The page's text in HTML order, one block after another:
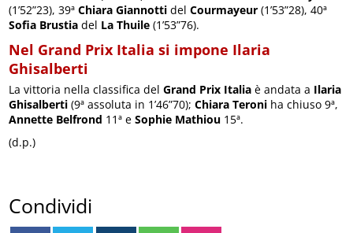
(1’52”23), 39ªChiara Giannotti delCourmayeur (1’53”28), 40ª
Sofia Brustia del La Thuile (1’53”76).
Nel Grand Prix Italia si impone Ilaria
Ghisalberti
La vittoria nella classifica delGrand Prix Italia è andata a Ilaria
Ghisalberti (9ª assoluta in 1’46”70);Chiara Teroni ha chiuso 9ª,
Annette Belfrond 11ª eSophie Mathiou 15ª.
(d.p.)
Condividi